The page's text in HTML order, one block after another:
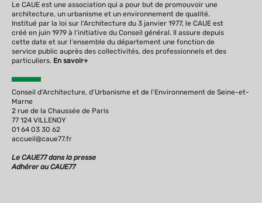
Le CAUE est une association qui a pour but de promouvoir une
architecture, un urbanisme et un environnement de qualité.
Institué par la loi sur l‘Architecture du 3 janvier 1977, le CAUE est
créé en juin 1979 à l‘initiative du Conseil général. Il assure depuis
cette date et sur l‘ensemble du département une fonction de
service public auprès des collectivités, des professionnels et des
particuliers. En savoir+
Conseil d'Architecture, d'Urbanisme et de l'Environnement de Seine-et-
Marne
2 rue de la Chaussée de Paris
77 124 VILLENOY
01 64 03 30 62
accueil@caue77.fr
Le CAUE77 dans la presse
Adhérer au CAUE77